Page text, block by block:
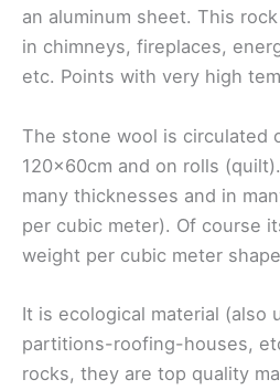
an aluminum sheet. This
in chimneys, fireplaces,
etc. Points with very high
The stone wool is circulated
120x60cm and on rolls
many thicknesses and in
per cubic meter). Of course
weight per cubic meter
It is ecological material (also
partitions-roofing-houses,
rocks, they are top quality